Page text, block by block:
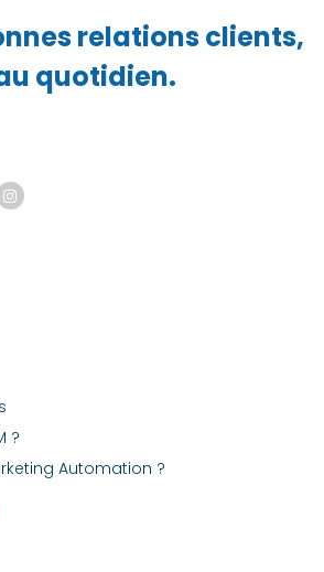
relations clients,
quotidien.
?
Automation ?